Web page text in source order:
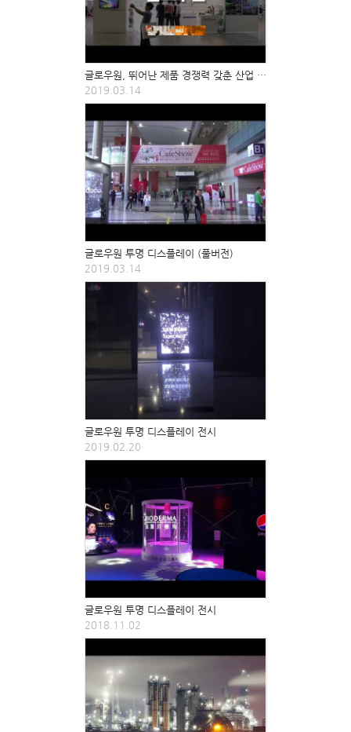
글로우원, 뛰어난 제품 경쟁력 갖춘 산업 조명들 선봬
2019.03.14
글로우원 투명 디스플레이 (풀버전)
2019.03.14
글로우원 투명 디스플레이 전시
2019.02.20
글로우원 투명 디스플레이 전시
2018.11.02